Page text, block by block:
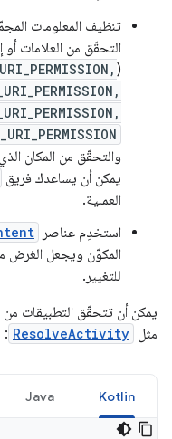
تنظيف المعلومات
التحقّق من العلامات أو
(
والتحقّق من المكان
يمكن أن يساعدك فريق
العملية.
استخدِم عناصر
المكوّن ويجعل الغرض
للتغيير.
مثل ResolveActivity
:
Kotlin
Java